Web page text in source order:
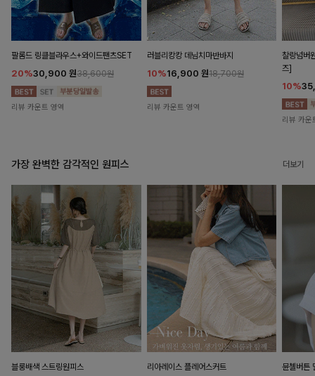
팔롬드 링클블라우스+와이드팬츠SET
20%30,900 원38,600원
리뷰 카운트 영역
러블리캉캉 데님치마반바지
10%16,900 원18,700원
리뷰 카운트 영역
찰랑넘버
즈]
10%
리뷰 카운
가장 완벽한 감각적인 원피스 더보기
블룽배색 스트링원피스 리아레이스 플레어스커트 뮨첼버튼